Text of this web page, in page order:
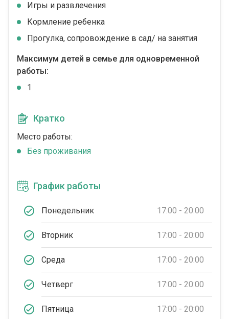
Игры и развлечения
Кормление ребенка
Прогулка, сопровождение в сад/ на занятия
Максимум детей в семье для одновременной
работы:
1
Кратко
Место работы:
Без проживания
График работы
Понедельник 17:00 - 20:00
Вторник 17:00 - 20:00
Среда 17:00 - 20:00
Четверг 17:00 - 20:00
Пятница 17:00 - 20:00